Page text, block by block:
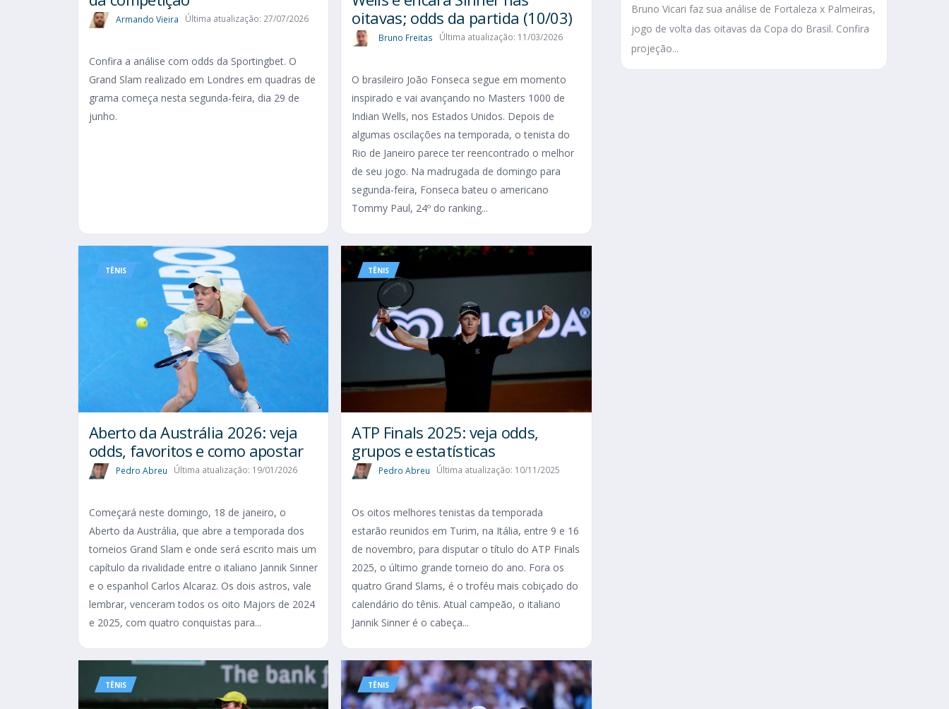
Armando Vieira Última atualização: 27/07/2026
Confira a análise com odds da Sportingbet. O
Grand Slam realizado em Londres em quadras de
grama começa nesta segunda-feira, dia 29 de
junho.
oitavas; odds da partida (10/03)
Bruno Freitas Última atualização: 11/03/2026
O brasileiro João Fonseca segue em momento
inspirado e vai avançando no Masters 1000 de
Indian Wells, nos Estados Unidos. Depois de
algumas oscilações na temporada, o tenista do
Rio de Janeiro parece ter reencontrado o melhor
de seu jogo. Na madrugada de domingo para
segunda-feira, Fonseca bateu o americano
Tommy Paul, 24º do ranking...
TÊNIS
Aberto da Austrália 2026: veja
odds, favoritos e como apostar
Pedro Abreu Última atualização: 19/01/2026
Começará neste domingo, 18 de janeiro, o
Aberto da Austrália, que abre a temporada dos
torneios Grand Slam e onde será escrito mais um
capítulo da rivalidade entre o italiano Jannik Sinner
e o espanhol Carlos Alcaraz. Os dois astros, vale
lembrar, venceram todos os oito Majors de 2024
e 2025, com quatro conquistas para...
TÊNIS
ATP Finals 2025: veja odds,
grupos e estatísticas
Pedro Abreu Última atualização: 10/11/2025
Os oitos melhores tenistas da temporada
estarão reunidos em Turim, na Itália, entre 9 e 16
de novembro, para disputar o título do ATP Finals
2025, o último grande torneio do ano. Fora os
quatro Grand Slams, é o troféu mais cobiçado do
calendário do tênis. Atual campeão, o italiano
Jannik Sinner é o cabeça...
TÊNIS TÊNIS
Bruno Vicari faz sua análise de Fortaleza x Palmeiras,
jogo de volta das oitavas da Copa do Brasil. Confira
projeção...